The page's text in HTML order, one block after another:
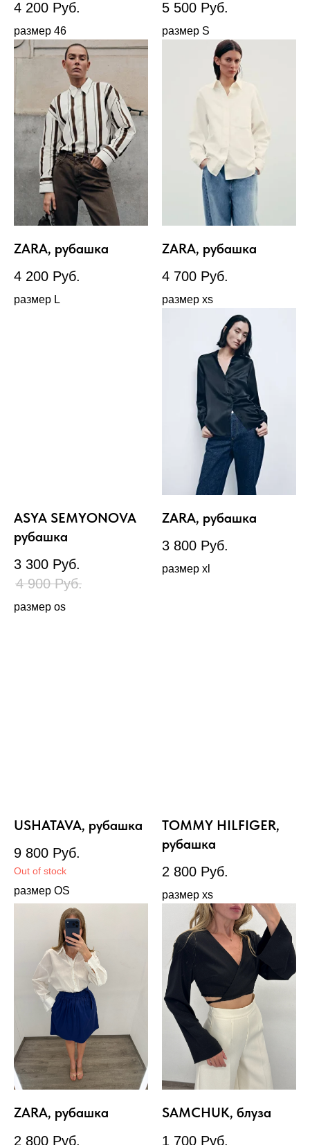
4 200 Руб.
размер 46
5 500 Руб.
размер S
ZARA, рубашка
4 200 Руб.
размер L
ZARA, рубашка
4 700 Руб.
размер xs
ASYA SEMYONOVA
рубашка
3 300 Руб.
4 900 Руб.
размер os
ZARA, рубашка
3 800 Руб.
размер xl
USHATAVA, рубашка
9 800 Руб.
Out of stock
размер OS
TOMMY HILFIGER,
рубашка
2 800 Руб.
размер xs
ZARA, рубашка
2 800 Руб.
SAMCHUK, блуза
1 700 Руб.